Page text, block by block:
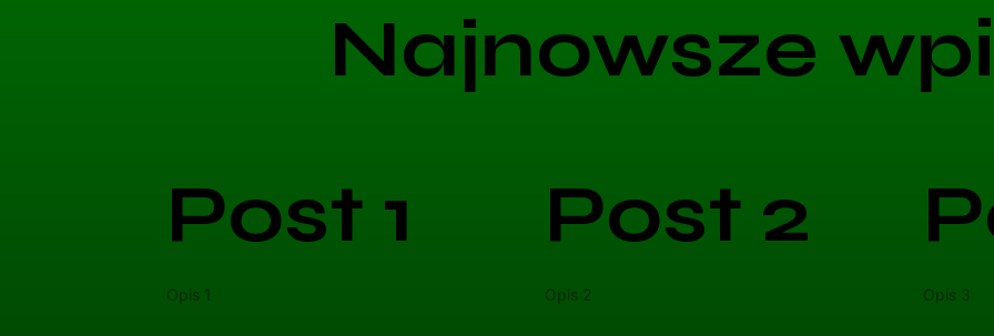
Najnowsze
Post 1
Opis 1
Post 2
Opis 2 Opis 3